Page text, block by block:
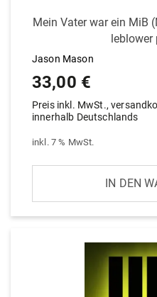
Mein Vater war ein MiB
le­b­lower
Jason Mason
33,00 €
Preis inkl. MwSt.,
innerhalb Deutschlands
inkl. 7 % MwSt.
IN DEN